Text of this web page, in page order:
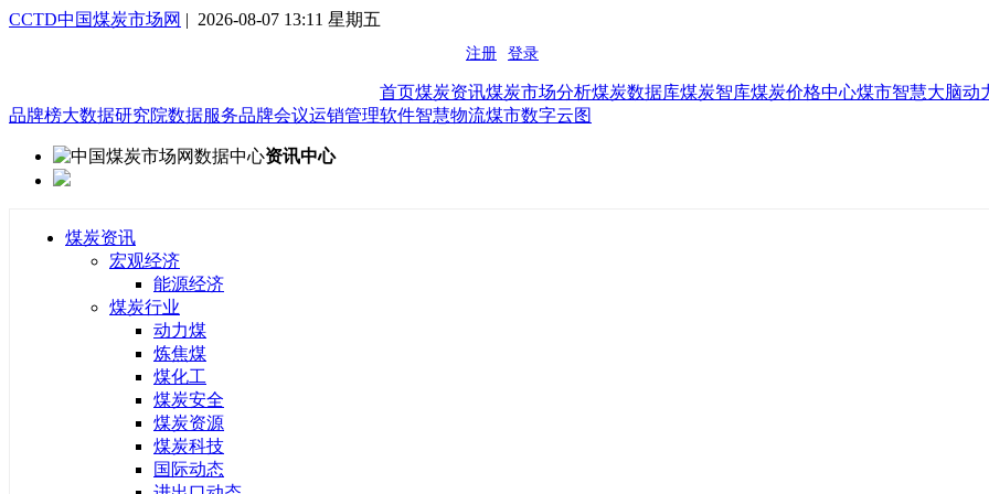
CCTD中国煤炭市场网 | 2026-08-07 13:11 星期五
首页煤炭资讯煤炭市场分析煤炭数据库煤炭智库煤炭价格中心煤市智慧大脑动
品牌榜大数据研究院数据服务品牌会议运销管理软件智慧物流煤市数字云图
资讯中心
煤炭资讯
宏观经济
能源经济
煤炭行业
动力煤
炼焦煤
煤化工
煤炭安全
煤炭资源
煤炭科技
国际动态